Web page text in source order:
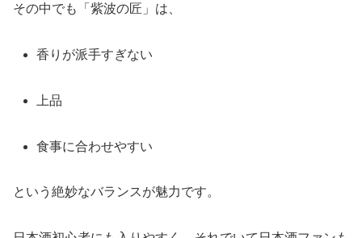
その中でも「紫波の匠」は、
香りが派手すぎない
上品
食事に合わせやすい
という絶妙なバランスが魅力です。